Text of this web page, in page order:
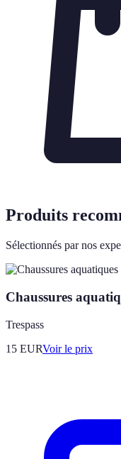
Produits
Sélectionnés par nos
Chaussures
Trespass
15 EURVoir le prix